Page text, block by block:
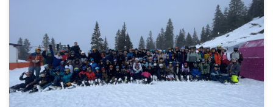
Die Skifahrt – Ein unvergessliches Erlebnis der 8. Klassen
Vom 17. Januar bis zum 24. Januar 2025 machten sich die
[…]